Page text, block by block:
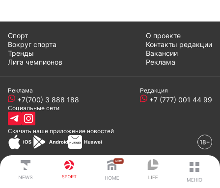
Спорт
Вокруг спорта
Тренды
Лига чемпионов
О проекте
Контакты редакции
Вакансии
Реклама
Реклама
+7(700) 3 888 188
Редакция
+7 (777) 001 44 99
Социальные сети
Скачать наше приложение новостей
© 2008-2024 ТОО «EML»